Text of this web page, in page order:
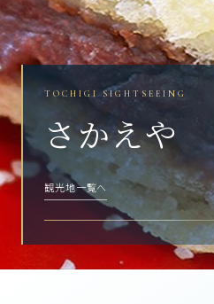
TOCHIGI SIGHTSEEING
さかえや
観光地一覧へ